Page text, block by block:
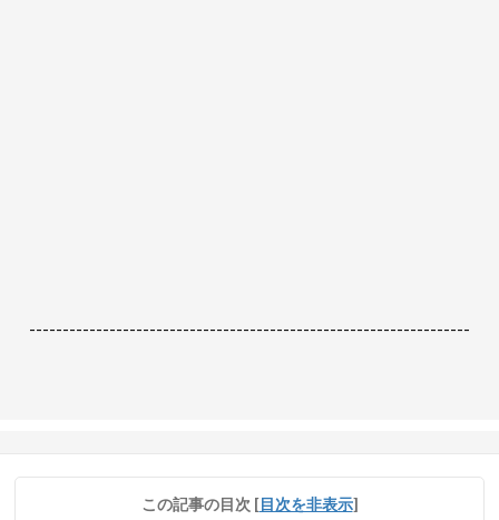
------------------------------------------------------------------
この記事の目次 [目次を非表示]